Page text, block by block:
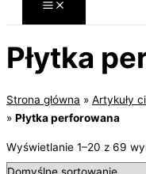
Płytka
Strona główna » Artykuły
» Płytka perforowana
Wyświetlanie 1–20 z 69